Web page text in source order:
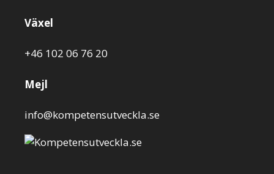
Växel
+46 102 06 76 20
Mejl
info@kompetensutveckla.se